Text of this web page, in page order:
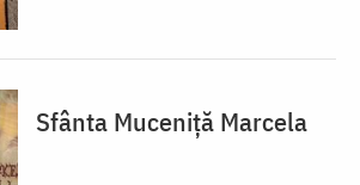
Sfânta Muceniță Marcela